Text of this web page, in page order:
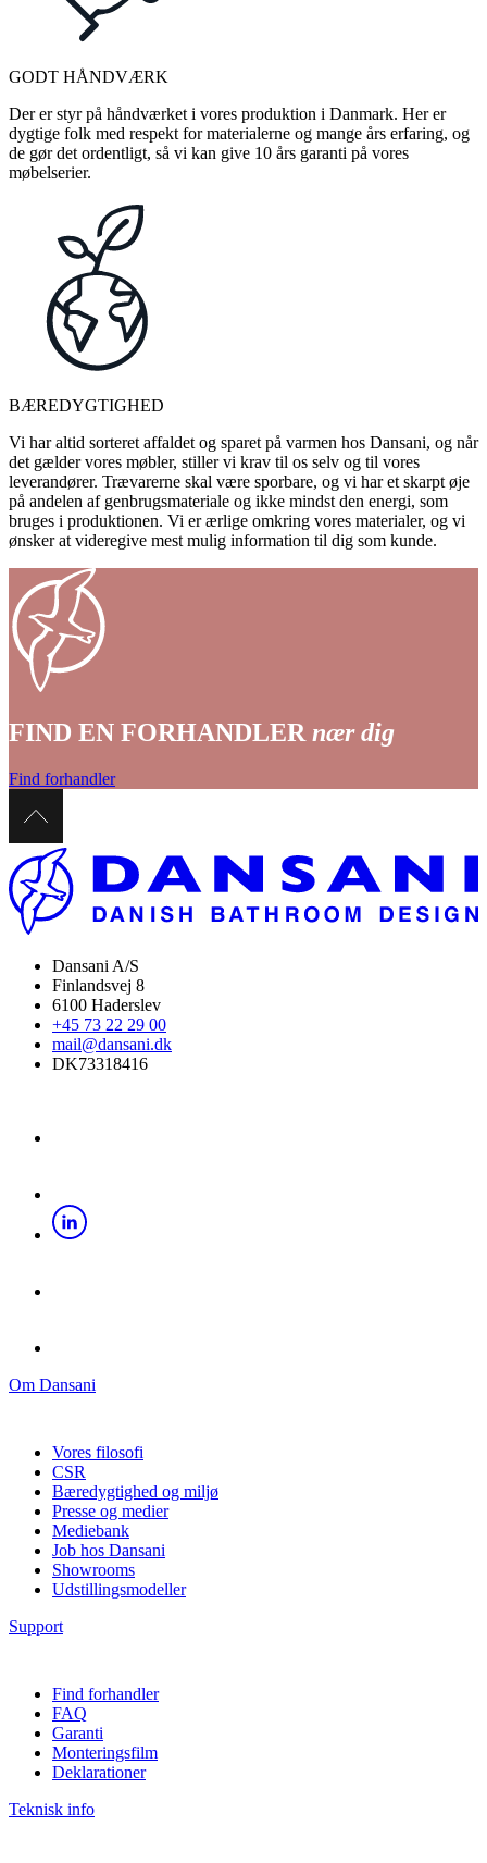
GODT HÅNDVÆRK
Der er styr på håndværket i vores produktion i Danmark. Her er
dygtige folk med respekt for materialerne og mange års erfaring, og
de gør det ordentligt, så vi kan give 10 års garanti på vores
møbelserier.
BÆREDYGTIGHED
Vi har altid sorteret affaldet og sparet på varmen hos Dansani, og når
det gælder vores møbler, stiller vi krav til os selv og til vores
leverandører. Trævarerne skal være sporbare, og vi har et skarpt øje
på andelen af genbrugsmateriale og ikke mindst den energi, som
bruges i produktionen. Vi er ærlige omkring vores materialer, og vi
ønsker at videregive mest mulig information til dig som kunde.
FIND EN FORHANDLER nær dig
Find forhandler
Dansani A/S
Finlandsvej 8
6100 Haderslev
+45 73 22 29 00
mail@dansani.dk
DK73318416
Om Dansani
Vores filosofi
CSR
Bæredygtighed og miljø
Presse og medier
Mediebank
Job hos Dansani
Showrooms
Udstillingsmodeller
Support
Find forhandler
FAQ
Garanti
Monteringsfilm
Deklarationer
Teknisk info